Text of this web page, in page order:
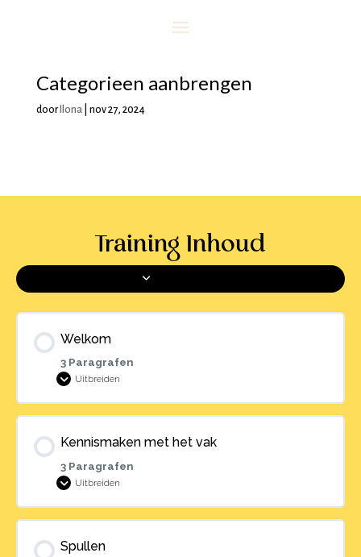
Categorieen aanbrengen
door Ilona| nov 27, 2024
Training Inhoud
Welkom
3 Paragrafen
Uitbreiden
Welkom
Kennismaken met het vak
3 Paragrafen
Uitbreiden
Kennismaken
het
vak
Spullen